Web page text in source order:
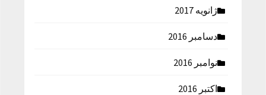
ژانویه 2017
دسامبر 2016
نوامبر 2016
اکتبر 2016